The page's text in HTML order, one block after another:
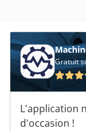
Plateaux De
Plateaux De
Plateforme
Véhicule De
Gratuit
L'application
d'occasion !